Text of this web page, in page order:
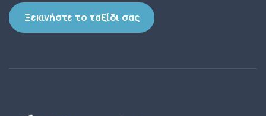
Ξεκινήστε το ταξίδι σας